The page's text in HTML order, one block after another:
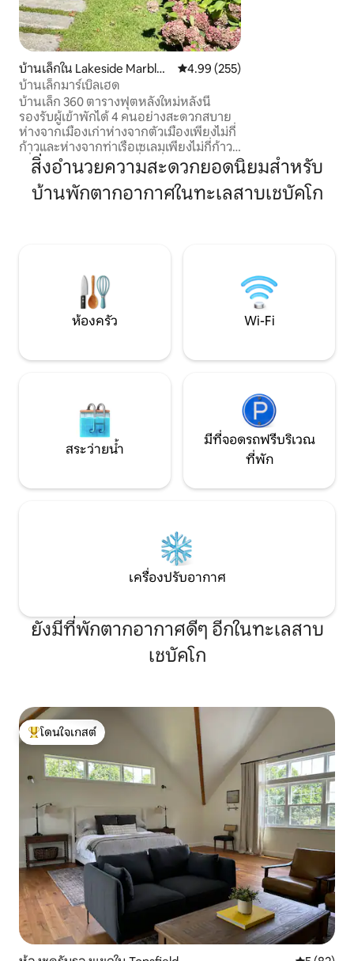
บ้านเล็กใน Lakeside Marbleh
ead
คะแนนเฉลี่ย 4.99 จาก 5, 255 รีวิว
4.99 (255)
บ้านเล็กมาร์เบิลเฮด
บ้านเล็ก 360 ตารางฟุตหลังใหม่หลังนี้
รองรับผู้เข้าพักได้ 4 คนอย่างสะดวกสบาย
ห่างจากเมืองเก่าห่างจากตัวเมืองเพียงไม่กี่
ก้าวและห่างจากท่าเรือเซเลมเพียงไม่กี่ก้าว
เพื่อชมพระอาทิตย์ตกที่น่าทึ่ง บ้านพักแห่ง
นี้ตั้งอยู่ในสนามหลังบ้านส่วนตัวที่เต็มไป
ด้วยป่าของบ้านของเรา ห้องครัวมีตู้เย็น
โต๊ะในครัวและเก้าอี้นั่งสบาย 4 ที่นั่ง
สิ่งอำนวยความสะดวกยอดนิยมสำหรับ
บ้านพักตากอากาศในทะเลสาบเชบัคโก
ห้องครัว Wi-Fi
สระว่ายน้ำ
มีที่จอดรถฟรีบริเวณ
ที่พัก
เครื่องปรับอากาศ
ยังมีที่พักตากอากาศดีๆ อีกในทะเลสาบ
เชบัคโก
โดนใจเกสต์ที่สุด
โดนใจเกสต์